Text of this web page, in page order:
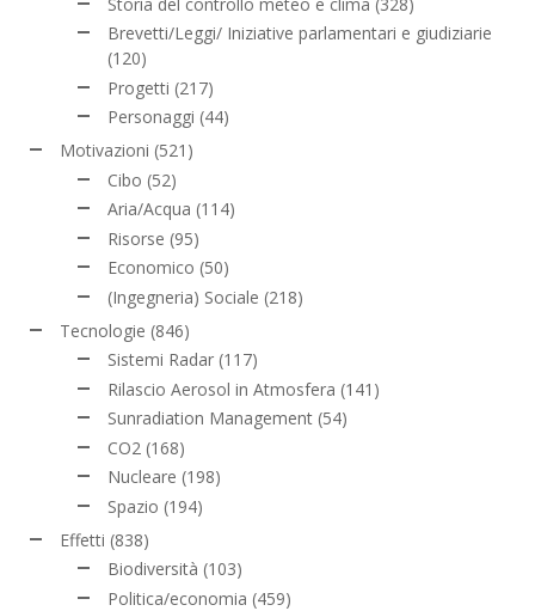
Brevetti/Leggi/ Iniziative parlamentari e giudiziarie
(120)
Progetti (217)
Personaggi (44)
Motivazioni (521)
Cibo (52)
Aria/Acqua (114)
Risorse (95)
Economico (50)
(Ingegneria) Sociale (218)
Tecnologie (846)
Sistemi Radar (117)
Rilascio Aerosol in Atmosfera (141)
Sunradiation Management (54)
CO2 (168)
Nucleare (198)
Spazio (194)
Effetti (838)
Biodiversità (103)
Politica/economia (459)